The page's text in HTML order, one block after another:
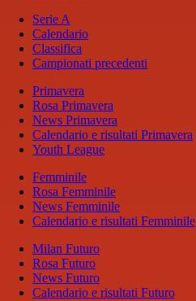
Serie A
Calendario
Classifica
Campionati precedenti
Primavera
Rosa Primavera
News Primavera
Calendario e risultati Primavera
Youth League
Femminile
Rosa Femminile
News Femminile
Calendario e risultati Femminile
Milan Futuro
Rosa Futuro
News Futuro
Calendario e risultati Futuro